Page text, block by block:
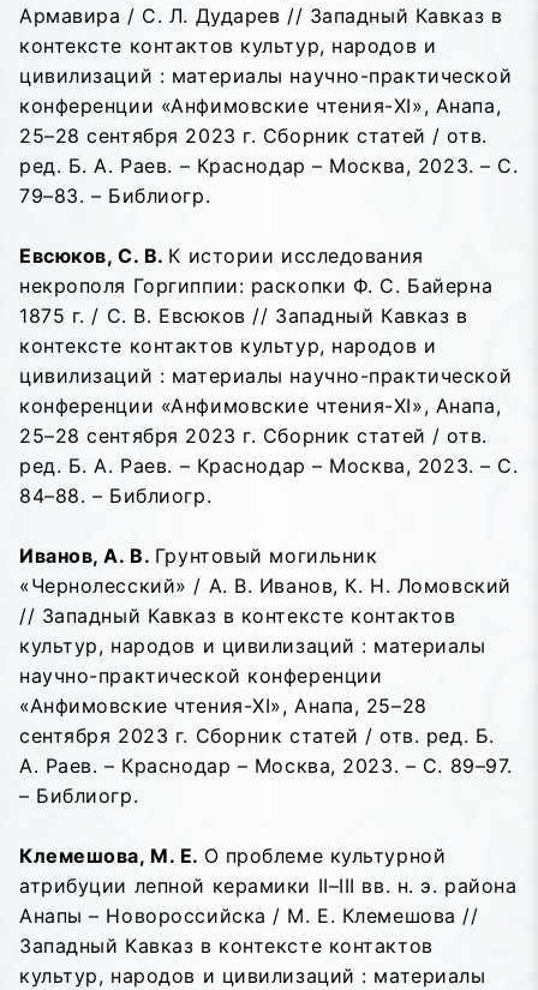
Армавира / С. Л. Дударев // Западный Кавказ в
контексте контактов культур, народов и
цивилизаций : материалы научно-практической
конференции «Анфимовские чтения-XI», Анапа,
25–28 сентября 2023 г. Сборник статей / отв.
ред. Б. А. Раев. – Краснодар – Москва, 2023. – С.
79–83. – Библиогр.
Евсюков, С. В. К истории исследования
некрополя Горгиппии: раскопки Ф. С. Байерна
1875 г. / С. В. Евсюков // Западный Кавказ в
контексте контактов культур, народов и
цивилизаций : материалы научно-практической
конференции «Анфимовские чтения-XI», Анапа,
25–28 сентября 2023 г. Сборник статей / отв.
ред. Б. А. Раев. – Краснодар – Москва, 2023. – С.
84–88. – Библиогр.
Иванов, А. В. Грунтовый могильник
«Чернолесский» / А. В. Иванов, К. Н. Ломовский
// Западный Кавказ в контексте контактов
культур, народов и цивилизаций : материалы
научно-практической конференции
«Анфимовские чтения-XI», Анапа, 25–28
сентября 2023 г. Сборник статей / отв. ред. Б.
А. Раев. – Краснодар – Москва, 2023. – С. 89–97.
– Библиогр.
Клемешова, М. Е. О проблеме культурной
атрибуции лепной керамики II–III вв. н. э. района
Анапы – Новороссийска / М. Е. Клемешова //
Западный Кавказ в контексте контактов
культур, народов и цивилизаций : материалы